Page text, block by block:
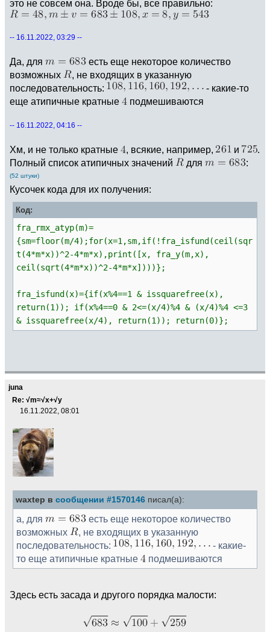
это не совсем она. Вроде бы, все правильно:
-- 16.11.2022, 03:29 --
Да, для
есть еще некоторое количество
возможных
, не входящих в указанную
последовательность:
- какие-то
еще атипичные кратные
подмешиваются
-- 16.11.2022, 04:16 --
Хм, и не только кратные , всякие, например, и
.
Полный список атипичных значений
для :
(52 штуки)
Кусочек кода для их получения:
Код:
fra_rmx_atyp(m)=
{sm=floor(m/4);for(x=1,sm,if(!fra_isfund(ceil(sqr
t(4*m*x))^2-4*m*x),print([x, fra_y(m,x),
ceil(sqrt(4*m*x))^2-4*m*x])))};
fra_isfund(x)={if(x%4==1 & issquarefree(x),
return(1)); if(x%4==0 & 2<=(x/4)%4 & (x/4)%4 <=3
& issquarefree(x/4), return(1)); return(0)};
juna
Re: √m≈√x+√y
16.11.2022, 08:01
waxtep в сообщении #1570146 писал(а):
а, для
есть еще некоторое количество
возможных
, не входящих в указанную
последовательность:
- какие-
то еще атипичные кратные
подмешиваются
Здесь есть засада и другого порядка малости: